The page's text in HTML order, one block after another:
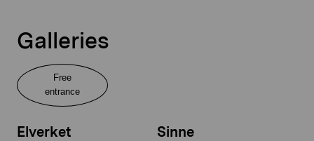
Galleries
Free
entrance
Elverket Sinne